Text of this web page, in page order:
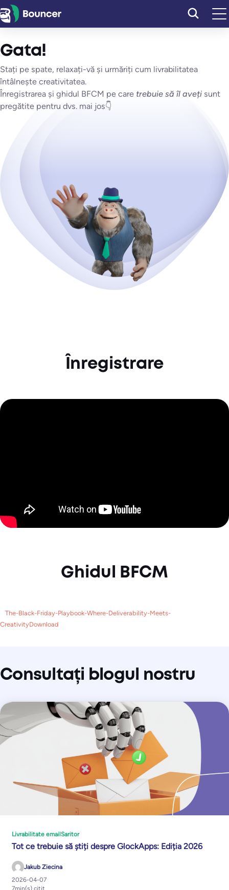
Sari
la
Gata!
Stați pe spate, relaxați-vă și urmăriți cum livrabilitatea
întâlnește creativitatea.
Înregistrarea și ghidul BFCM pe care trebuie să îl aveți sunt
pregătite pentru dvs. mai jos👇
Înregistrare
Ghidul BFCM
The-Black-Friday-Playbook-Where-Deliverability-Meets-
CreativityDownload
Consultați blogul nostru
Livrabilitate email Saritor
Tot ce trebuie să știți despre GlockApps: Ediția 2026
Jakub Ziecina
2026-04-07